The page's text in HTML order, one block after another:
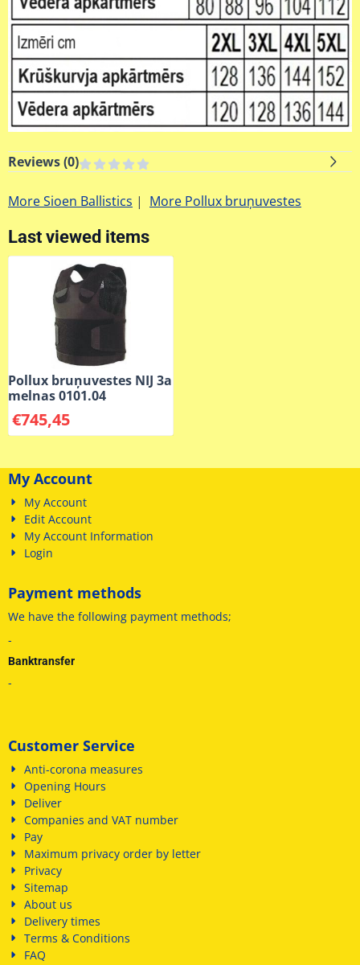
Reviews (0)
More Sioen Ballistics | More Pollux bruņuvestes
Last viewed items
Pollux bruņuvestes NIJ 3a
melnas 0101.04
€745,45
My Account
My Account
Edit Account
My Account Information
Login
Payment methods
We have the following payment methods;
-
Banktransfer
-
Customer Service
Anti-corona measures
Opening Hours
Deliver
Companies and VAT number
Pay
Maximum privacy order by letter
Privacy
Sitemap
About us
Delivery times
Terms & Conditions
FAQ